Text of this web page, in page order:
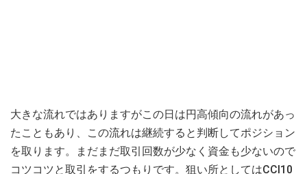
大きな流れではありますがこの日は円高傾向の流れがあっ
たこともあり、この流れは継続すると判断してポジション
を取ります。まだまだ取引回数が少なく資金も少ないので
コツコツと取引をするつもりです。狙い所としてはCCI10